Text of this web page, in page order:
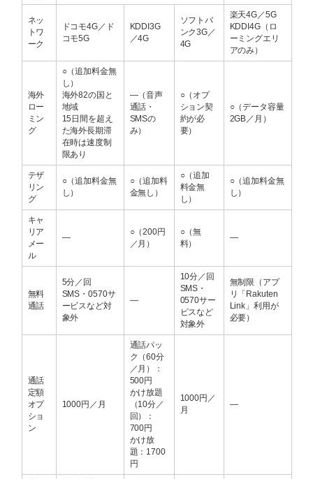
ネッ
トワ
ーク
ドコモ4G／ド
コモ5G
KDDI3G
／4G
ソフトバ
ンク3G／
4G
楽天4G／5G
KDDI4G（ロ
ーミングエリ
アのみ）
海外
ロー
ミン
グ
○（追加料金無
し）
海外82の国と
地域
15日間を超え
た海外長期滞
在時は速度制
限あり
―（音声
通話・
SMSの
み）
○（オプ
ション契
約が必
要）
○（データ容量
2GB／月）
テザ
リン
グ
○（追加料金無
し）
○（追加料
金無し）
○（追加
料金無
し）
○（追加料金無
し）
キャ
リア
メー
ル
―
○（200円
／月）
○（無
料）
―
無料
通話
5分／回
SMS・0570サ
ービスなど対
象外
―
10分／回
SMS・
0570サー
ビスなど
対象外
無制限（アプ
リ「Rakuten
Link」利用が
必要）
通話
定額
オプ
ショ
ン
1000円／月
通話パッ
ク（60分
／月）：
500円
かけ放題
（10分／
回）：
700円
かけ放
題：1700
円
1000円／
月
―